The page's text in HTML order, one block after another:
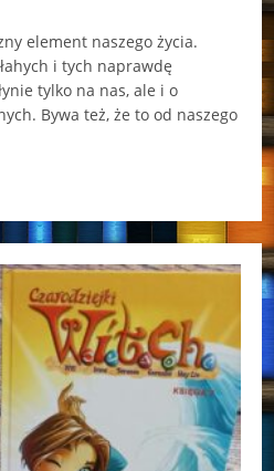
element naszego życia.
i tych naprawdę
tylko na nas, ale i o
Bywa też, że to od naszego